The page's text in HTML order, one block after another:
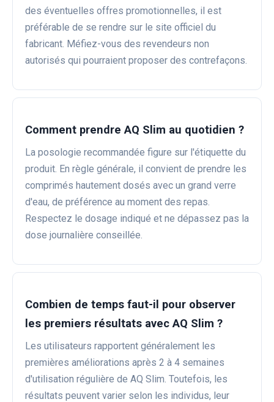
des éventuelles offres promotionnelles, il est
préférable de se rendre sur le site officiel du
fabricant. Méfiez-vous des revendeurs non
autorisés qui pourraient proposer des contrefaçons.
Comment prendre AQ Slim au quotidien ?
La posologie recommandée figure sur l'étiquette du
produit. En règle générale, il convient de prendre les
comprimés hautement dosés avec un grand verre
d'eau, de préférence au moment des repas.
Respectez le dosage indiqué et ne dépassez pas la
dose journalière conseillée.
Combien de temps faut-il pour observer
les premiers résultats avec AQ Slim ?
Les utilisateurs rapportent généralement les
premières améliorations après 2 à 4 semaines
d'utilisation régulière de AQ Slim. Toutefois, les
résultats peuvent varier selon les individus, leur